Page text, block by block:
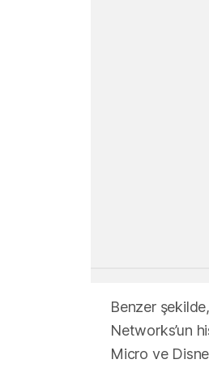
Benzer
Networks’un
Micro ve